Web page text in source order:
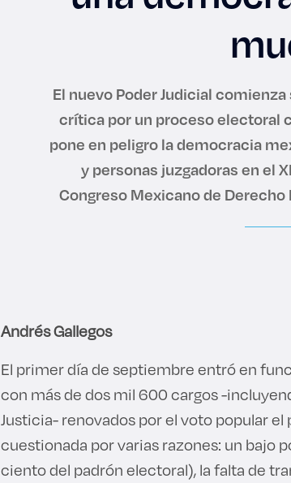
El nuevo Poder Judicial
crítica por un proceso electoral
pone en peligro la democracia
y personas juzgadoras en el
Congreso Mexicano de
Andrés Gallegos
El primer día de septiembre entró en
con más de dos mil 600 cargos -
Justicia- renovados por el voto popular
cuestionada por varias razones: un bajo
ciento del padrón electoral), la falta de